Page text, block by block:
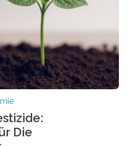
in Bernstein
Fossilfund einer
dar, denn…
Die